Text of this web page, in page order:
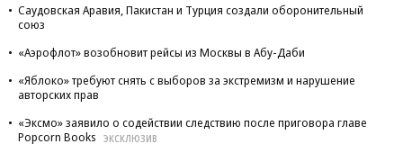
Саудовская Аравия, Пакистан и Турция создали оборонительный
союз
«Аэрофлот» возобновит рейсы из Москвы в Абу-Даби
«Яблоко» требуют снять с выборов за экстремизм и нарушение
авторских прав
«Эксмо» заявило о содействии следствию после приговора главе
Popcorn Books
ЭКСКЛЮЗИВ